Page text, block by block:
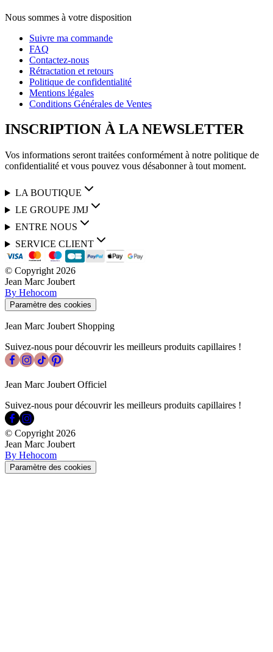
Nous sommes à votre disposition
Suivre ma commande
FAQ
Contactez-nous
Rétractation et retours
Politique de confidentialité
Mentions légales
Conditions Générales de Ventes
INSCRIPTION À LA NEWSLETTER
Vos informations seront traitées conformément à notre politique de
confidentialité et vous pouvez vous désabonner à tout moment.
LA BOUTIQUE
LE GROUPE JMJ
ENTRE NOUS
SERVICE CLIENT
© Copyright 2026
Jean Marc Joubert
By Hehocom
Paramètre des cookies
Jean Marc Joubert Shopping
Suivez-nous pour découvrir les meilleurs produits capillaires !
Jean Marc Joubert Officiel
Suivez-nous pour découvrir les meilleurs produits capillaires !
© Copyright 2026
Jean Marc Joubert
By Hehocom
Paramètre des cookies